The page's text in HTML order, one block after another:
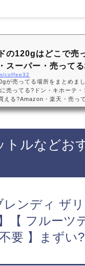
の120gはどこで売
スーパー・売って
coffee32
が売ってる場所をまとめま
売ってる?ドン・キホーテ・
える?Amazon・楽天・売っ
ールドブレンドの120gは、
ェ ゴールドブレンド 120g
ルなどお
ンディ ザ
【 フルーツ
要 】まずい